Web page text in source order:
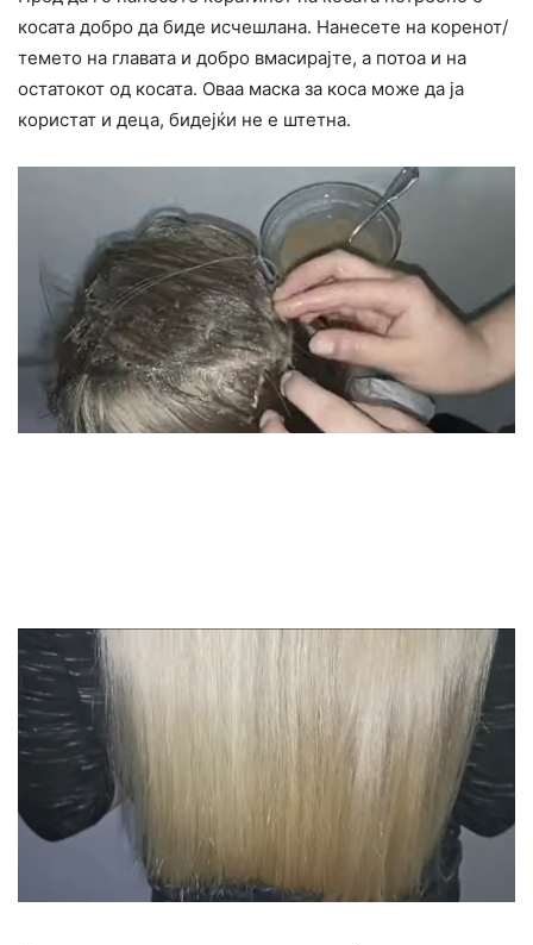
косата добро да биде исчешлана. Нанесете на коренот/
темето на главата и добро вмаcирајте, а потоа и на
остатокот од косата. Оваа маска за коса може да ја
користат и деца, бидејќи не е штетна.